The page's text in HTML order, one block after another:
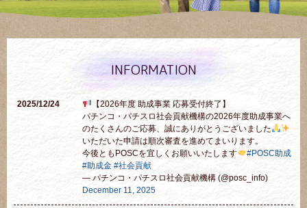
INFORMATION
2025/12/24
【2026年度 助成事業 応募受付終了】
パチンコ・パチスロ社会貢献機構の2026年度助成事業へ
のたくさんのご応募、誠にありがとうございました
いただいた申請は順次審査を進めてまいります。
今後ともPOSCを宜しくお願いいたします
#POSC助成
#助成金 #社会貢献
— パチンコ・パチスロ社会貢献機構 (@posc_info)
December 11, 2025